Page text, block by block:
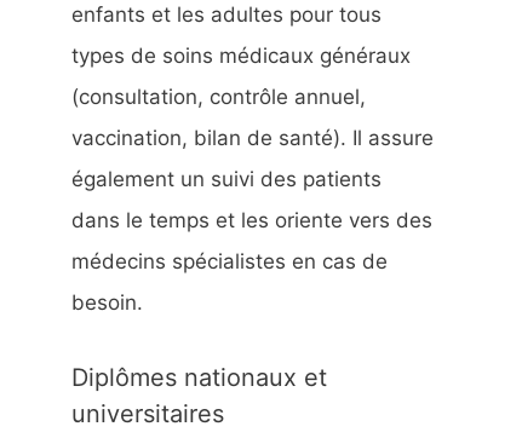
:
enfants et les adultes pour tous
types de soins médicaux généraux
(consultation, contrôle annuel,
vaccination, bilan de santé). Il assure
également un suivi des patients
dans le temps et les oriente vers des
médecins spécialistes en cas de
besoin.
Diplômes nationaux et
universitaires